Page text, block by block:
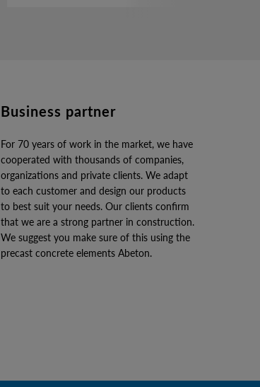
Business partner
For 70 years of work in the market, we have
cooperated with thousands of companies,
organizations and private clients. We adapt
to each customer and design our products
to best suit your needs. Our clients confirm
that we are a strong partner in construction.
We suggest you make sure of this using the
precast concrete elements Abeton.